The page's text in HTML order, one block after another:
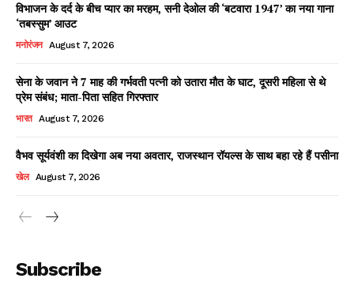
विभाजन के दर्द के बीच प्यार का मरहम, सनी देओल की ‘बटवारा 1947’ का नया गाना
‘तबस्सुम’ आउट
मनोरंजन August 7, 2026
सेना के जवान ने 7 माह की गर्भवती पत्नी को उतारा मौत के घाट, दूसरी महिला से थे
प्रेम संबंध; माता-पिता सहित गिरफ्तार
भारत August 7, 2026
वैभव सूर्यवंशी का दिखेगा अब नया अवतार, राजस्थान रॉयल्स के साथ बहा रहे हैं पसीना
खेल August 7, 2026
Subscribe